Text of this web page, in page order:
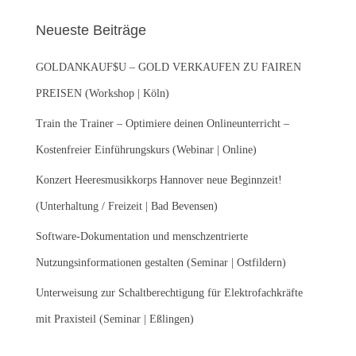
n
a
c
:
Neueste Beiträge
GOLDANKAUF$U – GOLD VERKAUFEN ZU FAIREN
PREISEN (Workshop | Köln)
Train the Trainer – Optimiere deinen Onlineunterricht –
Kostenfreier Einführungskurs (Webinar | Online)
Konzert Heeresmusikkorps Hannover neue Beginnzeit!
(Unterhaltung / Freizeit | Bad Bevensen)
Software-Dokumentation und menschzentrierte
Nutzungsinformationen gestalten (Seminar | Ostfildern)
Unterweisung zur Schaltberechtigung für Elektrofachkräfte
mit Praxisteil (Seminar | Eßlingen)